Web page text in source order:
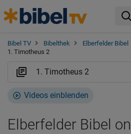
Bibel TV Bibelthek Elberfelder Bibel
1. Timotheus 2
Videos einblenden
Elberfelder Bibel